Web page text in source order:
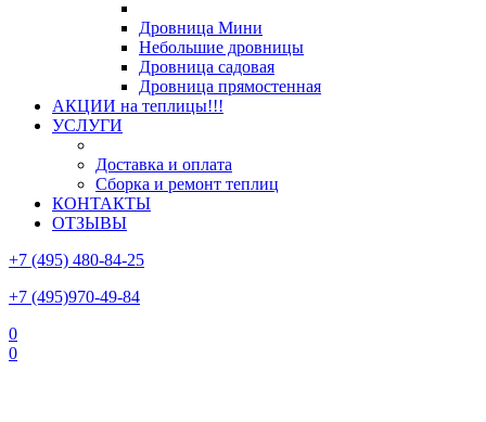
Дровница Мини
Небольшие дровницы
Дровница садовая
Дровница прямостенная
АКЦИИ на теплицы!!!
УСЛУГИ
Доставка и оплата
Сборка и ремонт теплиц
КОНТАКТЫ
ОТЗЫВЫ
+7 (495) 480-84-25
+7 (495)970-49-84
0
0